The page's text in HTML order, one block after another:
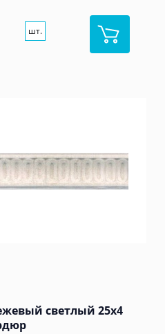
шт.
светлый 25x4